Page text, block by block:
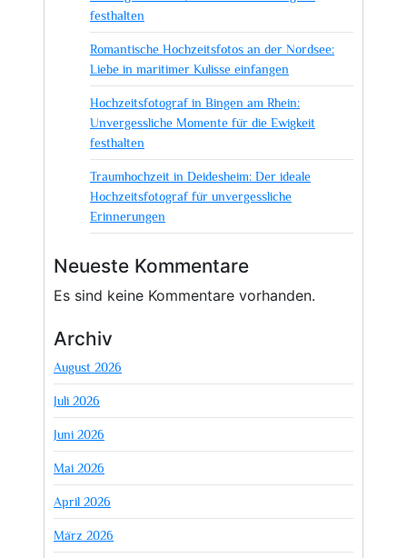
festhalten
Romantische Hochzeitsfotos an der Nordsee:
Liebe in maritimer Kulisse einfangen
Hochzeitsfotograf in Bingen am Rhein:
Unvergessliche Momente für die Ewigkeit
festhalten
Traumhochzeit in Deidesheim: Der ideale
Hochzeitsfotograf für unvergessliche
Erinnerungen
Neueste Kommentare
Es sind keine Kommentare vorhanden.
Archiv
August 2026
Juli 2026
Juni 2026
Mai 2026
April 2026
März 2026